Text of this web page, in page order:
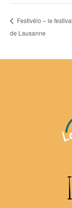
Festivélo – le
de Lausanne